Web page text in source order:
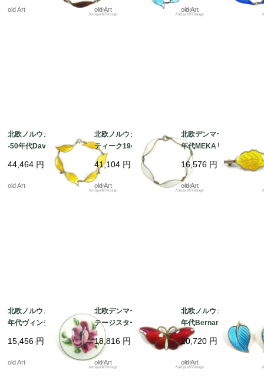
ーフブレスレット【19
old Art
スレット【18cm】【N
-22226】 @
old Art
ーフブレスレット【14.
5cm】【N-22225】 @
old Art
北欧ノルウェー製1940
-50年代David Anderse
n七宝焼エナメル装飾シ
ルバー銀製リーフブレ
スレット【18cm】【N
44,464 円
old Art
北欧ノルウェー製アン
ティーク1940-50年代A
ksel Holmsen銀細工エ
ナメルシルバー銀製リ
ーフブレスレット【18
cm】【N-22223】 @
41,104 円
old Art
北欧デンマーク製1960
年代MEKAリーフエナ
メルブローチ【SILVER
925】【N-22220】 @
16,576 円
old Art
北欧ノルウェー製1950
年代ヴィンテージスタ
ーリングシルバー925
製エナメル銀細工フロ
ーラルブローチ【N-22
15,456 円
old Art
北欧デンマークヴィン
テージスターリングシ
ルバー銀製1950年代七
宝焼エナメル装飾バタ
フライ蝶シルバー銀製
曲線美ブローチ【N-22
18,816 円
old Art
北欧ノルウェー製1950
年代Bernard Meldahl
七宝焼エナメル装飾シ
ルバー銀製リーフクリ
212】 @
20,720 円
old Art